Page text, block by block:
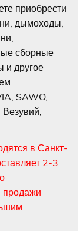
приобрести
дымоходы,
сборные
и другое
SAWO,
в Санкт-
2-3
продажи